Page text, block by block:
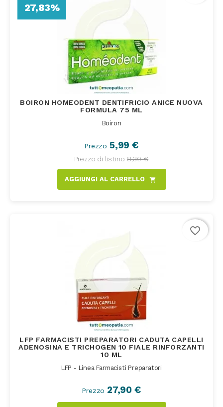
BOIRON HOMEODENT DENTIFRICIO ANICE NUOVA
FORMULA 75 ML
Boiron
Prezzo 5,99 €
Prezzo di listino 8,30 €
AGGIUNGI AL CARRELLO shopping_cart
27,83%
LFP FARMACISTI PREPARATORI CADUTA CAPELLI
ADENOSINA E TRICHOGEN 10 FIALE RINFORZANTI
10 ML
LFP - Linea Farmacisti Preparatori
Prezzo 27,90 €
favorite_border